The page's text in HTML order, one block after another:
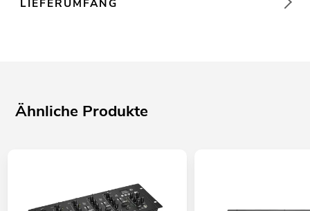
LIEFERUMFANG
Ähnliche Produkte